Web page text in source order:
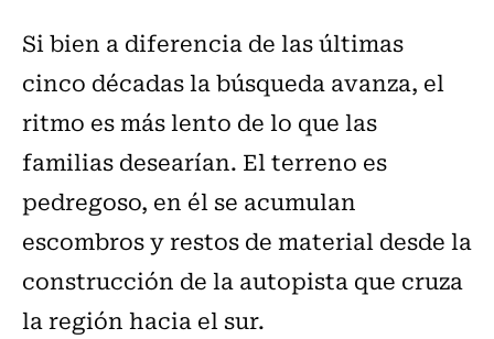
Si bien a diferencia de las últimas
cinco décadas la búsqueda avanza, el
ritmo es más lento de lo que las
familias desearían. El terreno es
pedregoso, en él se acumulan
escombros y restos de material desde la
construcción de la autopista que cruza
la región hacia el sur.